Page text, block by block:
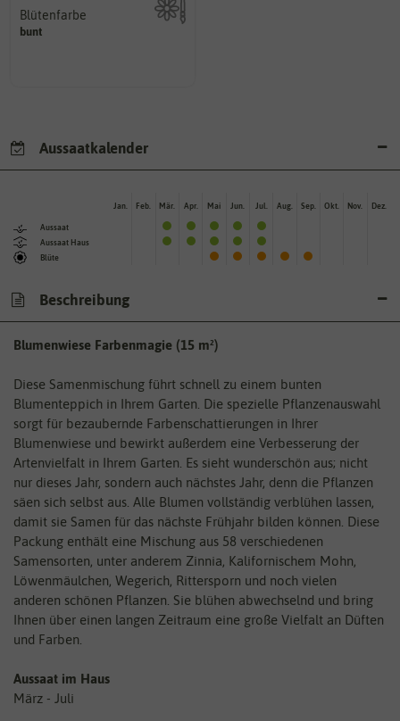
Blütenfarbe
bunt
Kann auch mehrfarbig sein.
Aussaatkalender
Aussaat
Aussaat Haus
Blüte
Jan. Feb. Mär. Apr. Mai Jun. Jul. Aug. Sep. Okt. Nov. Dez.
Beschreibung
Blumenwiese Farbenmagie (15 m²)
Diese Samenmischung führt schnell zu einem bunten
Blumenteppich in Ihrem Garten. Die spezielle Pflanzenauswahl
sorgt für bezaubernde Farbenschattierungen in Ihrer
Blumenwiese und bewirkt außerdem eine Verbesserung der
Artenvielfalt in Ihrem Garten. Es sieht wunderschön aus; nicht
nur dieses Jahr, sondern auch nächstes Jahr, denn die Pflanzen
säen sich selbst aus. Alle Blumen vollständig verblühen lassen,
damit sie Samen für das nächste Frühjahr bilden können. Diese
Packung enthält eine Mischung aus 58 verschiedenen
Samensorten, unter anderem Zinnia, Kalifornischem Mohn,
Löwenmäulchen, Wegerich, Rittersporn und noch vielen
anderen schönen Pflanzen. Sie blühen abwechselnd und bring
Ihnen über einen langen Zeitraum eine große Vielfalt an Düften
und Farben.
Aussaat im Haus
März - Juli